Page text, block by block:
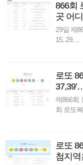
866회
곳 어
29일 제
15, 29, ...
로또
제866회
회 로또
로또
첨지역